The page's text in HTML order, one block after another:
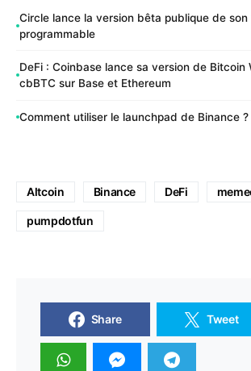
Circle lance la version bêta publique de son
programmable
DeFi : Coinbase lance sa version de Bitcoin
cbBTC sur Base et Ethereum
Comment utiliser le launchpad de Binance ?
Altcoin Binance DeFi
pumpdotfun
Share Tweet